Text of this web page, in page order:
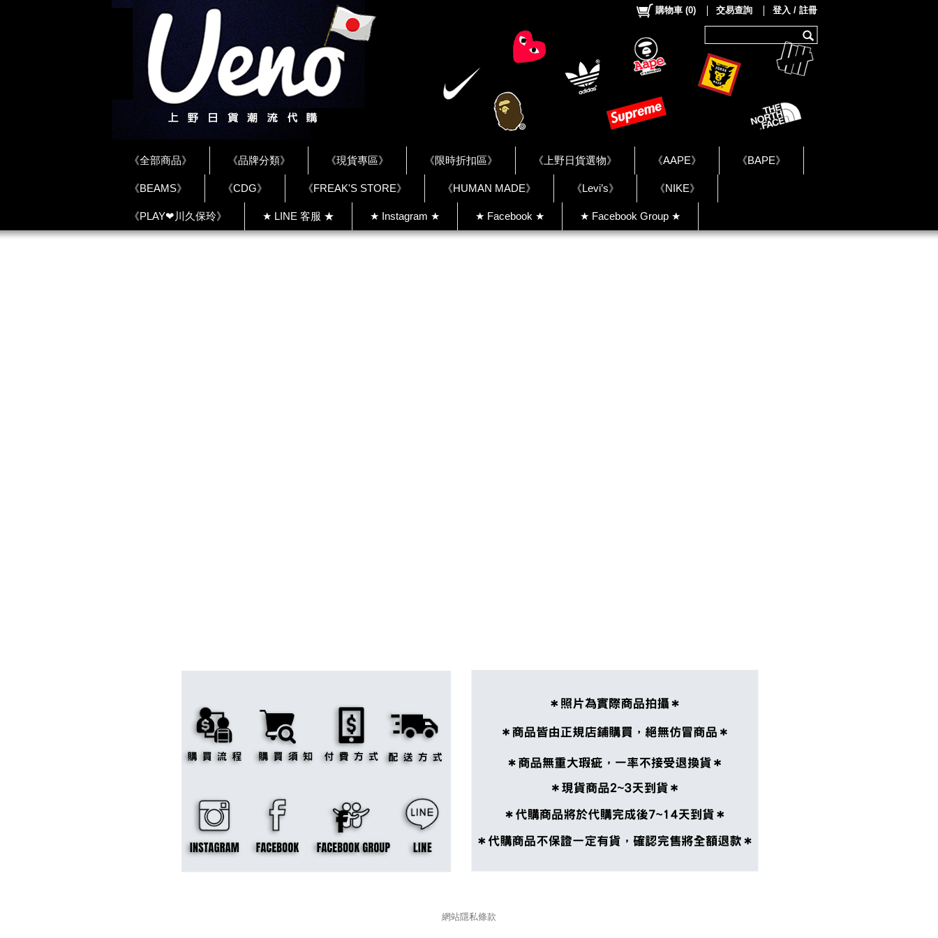
《全部商品》 《品牌分類》 《現貨專區》 《限時折扣區》 《上野日貨選物》 《AAPE》 《BAPE》
《BEAMS》 《CDG》 《FREAK'S STORE》 《HUMAN MADE》 《Levi’s》 《NIKE》
《PLAY❤川久保玲》 ★ LINE 客服 ★ ★ Instagram ★ ★ Facebook ★ ★ Facebook Group ★
購物車 (0) 交易查詢 登入 / 註冊
網站隱私條款